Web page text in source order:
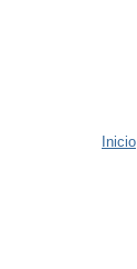
Inicio